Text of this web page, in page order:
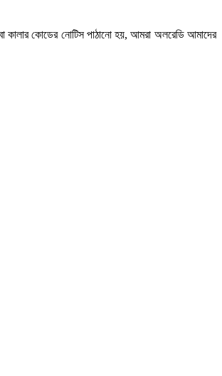
কালার কোডের নোটিস পাঠানো হয়, আমরা অলরেডি আমাদের